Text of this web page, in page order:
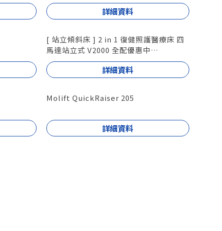
詳細資料
[ 站立傾斜床 ] 2 in 1 復健照護醫療床 四
馬達站立式 V2000 全配優惠中
型號 : V2000
詳細資料
Molift QuickRaiser 205
詳細資料